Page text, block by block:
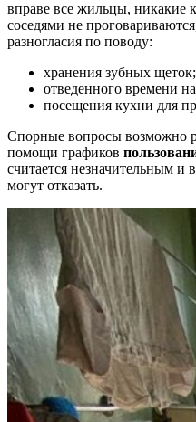
вправе все жильцы, никакие
соседями не
разногласия по поводу:
хранения зубных щеток;
отведенного времени
посещения кухни для
Спорные вопросы возможно
помощи графиков
считается незначительным и
могут отказать.